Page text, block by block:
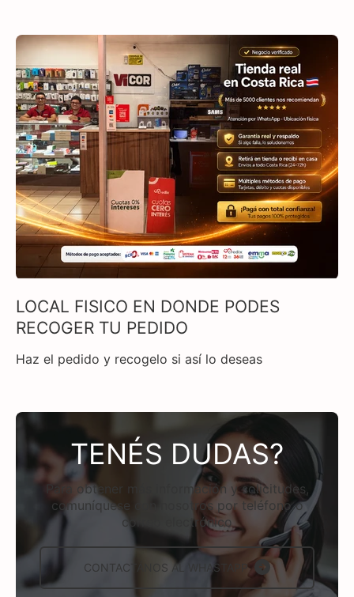
LOCAL FISICO EN DONDE PODES
RECOGER TU PEDIDO
Haz el pedido y recogelo si así lo deseas
TENÉS DUDAS?
Para obtener más información y solicitudes,
comuníquese con nosotros por teléfono o
correo electrónico
CONTACTÁNOS AL WHASTAPP